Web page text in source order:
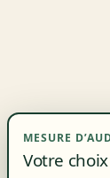
MESURE
Votre